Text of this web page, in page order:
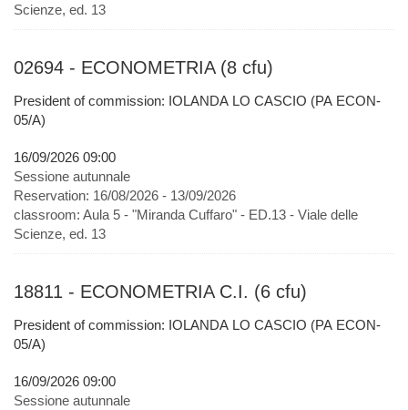
Scienze, ed. 13
02694 - ECONOMETRIA (8 cfu)
President of commission: IOLANDA LO CASCIO (PA ECON-
05/A)
16/09/2026 09:00
Sessione autunnale
Reservation: 16/08/2026 - 13/09/2026
classroom: Aula 5 - "Miranda Cuffaro" - ED.13 - Viale delle
Scienze, ed. 13
18811 - ECONOMETRIA C.I. (6 cfu)
President of commission: IOLANDA LO CASCIO (PA ECON-
05/A)
16/09/2026 09:00
Sessione autunnale